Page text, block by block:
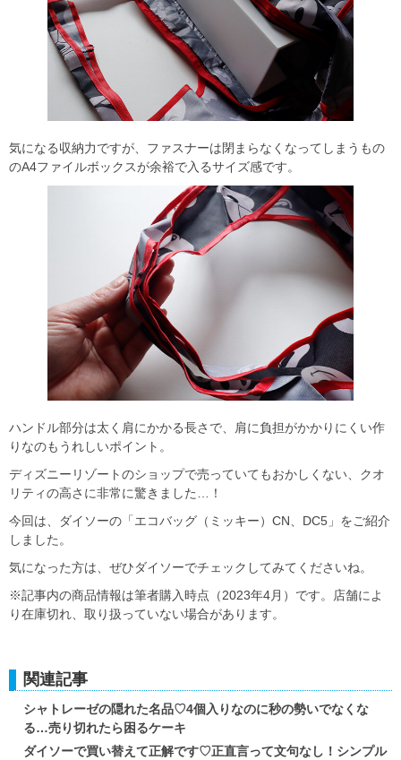
気になる収納力ですが、ファスナーは閉まらなくなってしまうもの
のA4ファイルボックスが余裕で入るサイズ感です。
ハンドル部分は太く肩にかかる長さで、肩に負担がかかりにくい作
りなのもうれしいポイント。
ディズニーリゾートのショップで売っていてもおかしくない、クオ
リティの高さに非常に驚きました…！
今回は、ダイソーの「エコバッグ（ミッキー）CN、DC5」をご紹介
しました。
気になった方は、ぜひダイソーでチェックしてみてくださいね。
※記事内の商品情報は筆者購入時点（2023年4月）です。店舗によ
り在庫切れ、取り扱っていない場合があります。
関連記事
シャトレーゼの隠れた名品♡4個入りなのに秒の勢いでなくな
る…売り切れたら困るケーキ
ダイソーで買い替えて正解です♡正直言って文句なし！シンプル